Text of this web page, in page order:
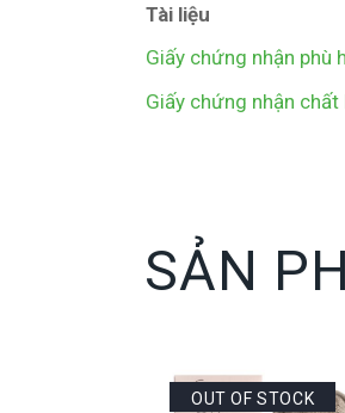
Tài liệu
Giấy chứng nhận phù
Giấy chứng nhận
SẢN
OUT OF STOCK